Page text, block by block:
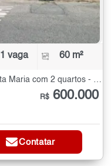
1 vaga 60 m²
Casa Térrea à Venda no Jardim Santa Maria com 2 quartos - 60 m²
R$ 600.000
Contatar